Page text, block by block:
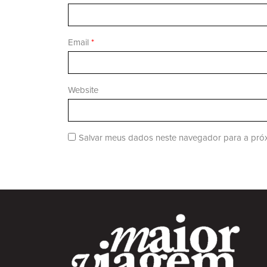
Email *
Website
Salvar meus dados neste navegador para a